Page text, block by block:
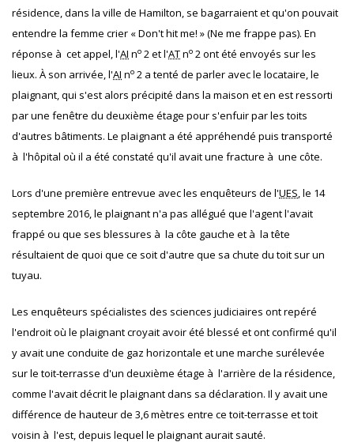
résidence, dans la ville de Hamilton, se bagarraient et qu'on pouvait
entendre la femme crier « Don't hit me! » (Ne me frappe pas). En
réponse à cet appel, l'AI no 2 et l'ATno 2 ont été envoyés sur les
lieux. À son arrivée, l'AI no 2 a tenté de parler avec le locataire, le
plaignant, qui s'est alors précipité dans la maison et en est ressorti
par une fenêtre du deuxième étage pour s'enfuir par les toits
d'autres bâtiments. Le plaignant a été appréhendé puis transporté
à l'hôpital où il a été constaté qu'il avait une fracture à une côte.
Lors d'une première entrevue avec les enquêteurs de l'UES, le 14
septembre 2016, le plaignant n'a pas allégué que l'agent l'avait
frappé ou que ses blessures à la côte gauche et à la tête
résultaient de quoi que ce soit d'autre que sa chute du toit sur un
tuyau.
Les enquêteurs spécialistes des sciences judiciaires ont repéré
l'endroit où le plaignant croyait avoir été blessé et ont confirmé qu'il
y avait une conduite de gaz horizontale et une marche surélevée
sur le toit-terrasse d'un deuxième étage à l'arrière de la résidence,
comme l'avait décrit le plaignant dans sa déclaration. Il y avait une
différence de hauteur de 3,6 mètres entre ce toit-terrasse et toit
voisin à l'est, depuis lequel le plaignant aurait sauté.